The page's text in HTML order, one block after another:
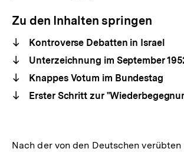
Zu den Inhalten springen
Kontroverse Debatten in Israel
Unterzeichnung im September
Knappes Votum im Bundestag
Erster Schritt zur
Nach der von den Deutschen verübten